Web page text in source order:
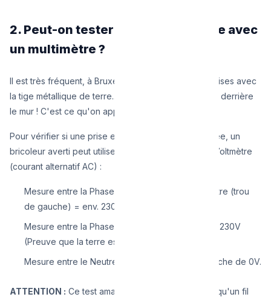
2. Peut-on tester la terre soi-même avec
un multimètre ?
Il est très fréquent, à Bruxelles, de voir de vieilles prises avec
la tige métallique de terre... qui ne sont reliées à rien derrière
le mur ! C'est ce qu'on appelle une "fausse terre".
Pour vérifier si une prise est physiquement raccordée, un
bricoleur averti peut utiliser un multimètre réglé sur Voltmètre
(courant alternatif AC) :
Mesure entre la Phase (trou de droite) et le Neutre (trou
de gauche) = env. 230V.
Mesure entre la Phase et la Tige de terre = env. 230V
(Preuve que la terre est connectée).
Mesure entre le Neutre et la Tige de terre = Proche de 0V.
ATTENTION : Ce test amateur vous dit uniquement qu'un fil